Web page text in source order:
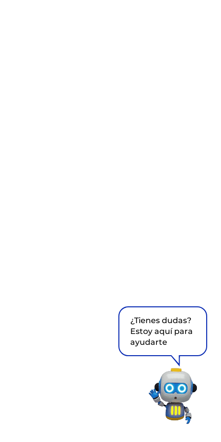
¿Tienes dudas?
Estoy aquí para
ayudarte